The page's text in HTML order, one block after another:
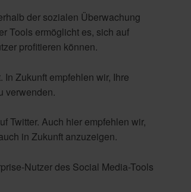
der sozialen Überwachung
Tools ermöglicht es, sich auf
profitieren können.
Zukunft empfehlen wir, Ihre
verwenden.
Twitter. Auch hier empfehlen wir,
in Zukunft anzuzeigen.
Nutzer des Social Media-Tools